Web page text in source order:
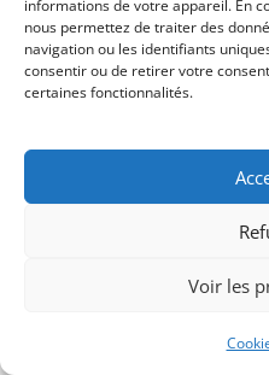
informations de votre appareil. En
nous permettez de traiter des
navigation ou les identifiants
consentir ou de retirer votre
certaines fonctionnalités.
Voir les
5.0 (1)Aix En
SEO technique & netlinking
SEO national
Pas envie de